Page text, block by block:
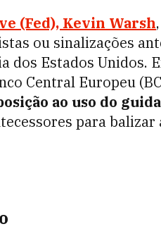
(Fed), Kevin Warsh
ou sinalizações
Estados Unidos.
Central Europeu
ao uso do
para balizar